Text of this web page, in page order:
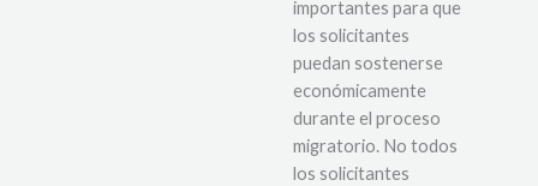
importantes para que
los solicitantes
puedan sostenerse
económicamente
durante el proceso
migratorio. No todos
los solicitantes